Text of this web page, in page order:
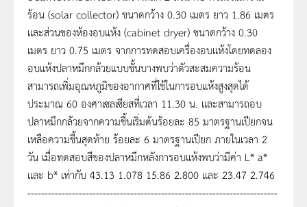
ร้อน (solar collector) ขนาดกว้าง 0.30 เมตร ยาว 1.86 เมตร
และส่วนของห้องอบแห้ง (cabinet dryer) ขนาดกว้าง 0.30
เมตร ยาว 0.75 เมตร จากการทดสอบเครื่องอบแห้งโดยทดลอง
อบแห้งปลาหมึกกล้วยแบบชั้นบางพบว่าตัวสะสมความร้อน
สามารถเพิ่มอุณหภูมิของอากาศที่ใช้ในการอบแห้งสูงสุดได้
ประมาณ 60 องศาเซลเซียสที่เวลา 11.30 น. และสามารถอบ
ปลาหมึกกล้วยจากความชื้นเริ่มต้นร้อยละ 85 มาตรฐานเปียกจน
เหลือความชื้นสุดท้าย ร้อยละ 6 มาตรฐานเปียก ภายในเวลา 2
วัน เมื่อทดสอบสีของปลาหมึกหลังการอบแห้งพบว่ามีค่า L* a*
และ b* เท่ากับ 43.13 1.078 15.86 2.800 และ 23.47 2.746
-------------------------------------------------------------------------